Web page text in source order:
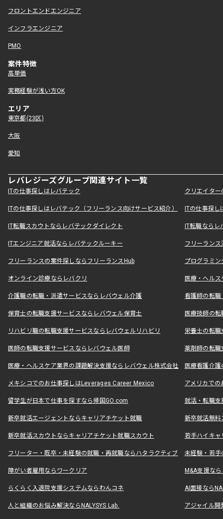
フロントエンドエンジニア
インフラエンジニア
PMO
案件特徴
高単価
実務経験が浅い方OK
エリア
東京都(23区)
大阪
愛知
レバレジーズグループ関連サイト一覧
ITの仕事探しはレバテック クリエイタ
ITの仕事探しはレバテック（フリーランス向けサービス紹介） ITの仕事探
IT転職スカウトならレバテックダイレクト IT転職なら
ITエンジニア就活ならレバテックルーキー フリーラン
フリーランスの案件探しならフリーランスHub プログラミ
オンライン診療ならレバクリ 医療・ヘル
介護職の転職・派遣サービスならレバウェル介護 看護師の転
保育士の転職支援サービスならレバウェル保育士 医療技師の
リハビリ職の転職支援サービスならレバウェルリハビリ 栄養士の転
医師の転職支援サービスならレバウェル医師 薬剤師の転
医療・ヘルスケア業界の課題解決支援ならレバウェル株式会社 医療看護介
メキシコでのお仕事探しはLeverages Career Mexico アメリカで
留学生が日本で仕事を探すなら帰国GO.com 就活・転職
新卒就活エージェントならキャリアチケット就職 新卒就活無料
新卒就活スカウトならキャリアチケット就職スカウト 若手ハイキ
フリーター・既卒・未経験の就職・再就職ならハタラクティブ 未経験・若手
障がい者雇用ならワークリア M&A支援な
らくらく入退院支援システムならわんコネ AI面接なら
人と組織のお悩み解決ならNALYSYS Lab. アジャイル